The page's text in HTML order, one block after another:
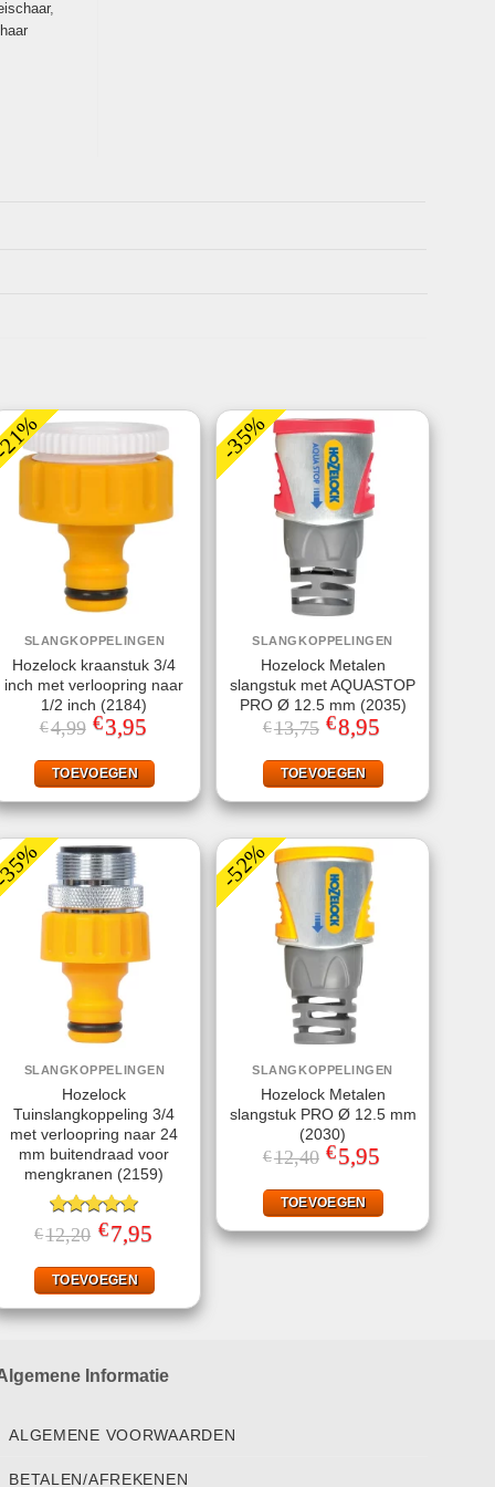
,
SLANGKOPPELINGEN
Hozelock kraanstuk 3/4
inch met verloopring naar
1/2 inch (2184)
€4,99 Oorspronkelijke
prijs
€4,99.
€3,95
€3,95.
TOEVOEGEN
-35%
SLANGKOPPELINGEN
Hozelock Metalen
slangstuk met AQUASTOP
PRO Ø 12.5 mm (2035)
€13,75 Oorspronkelijke
prijs
€13,75.
€8,95
€8,95.
TOEVOEGEN
SLANGKOPPELINGEN
Hozelock
Tuinslangkoppeling 3/4
met verloopring naar 24
mm buitendraad voor
mengkranen (2159)
Gewaardeerd
5.00uit 5
€12,20 Oorspronkelijke
prijs
€12,20.
€7,95prijs
€7,95.
TOEVOEGEN
-52%
SLANGKOPPELINGEN
Hozelock Metalen
slangstuk PRO Ø 12.5 mm
(2030)
€12,40 Oorspronkelijke
prijs
€12,40.
€5,95
€5,95.
TOEVOEGEN
Informatie
ALGEMENE VOORWAARDEN
BETALEN/AFREKENEN